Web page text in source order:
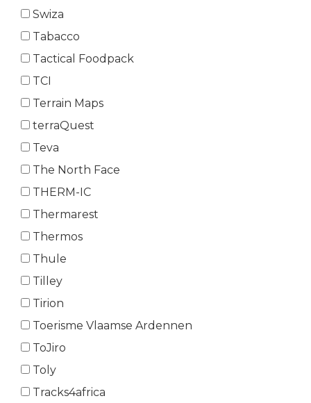
Swiza
Tabacco
Tactical Foodpack
TCI
Terrain Maps
terraQuest
Teva
The North Face
THERM-IC
Thermarest
Thermos
Thule
Tilley
Tirion
Toerisme Vlaamse Ardennen
ToJiro
Toly
Tracks4africa